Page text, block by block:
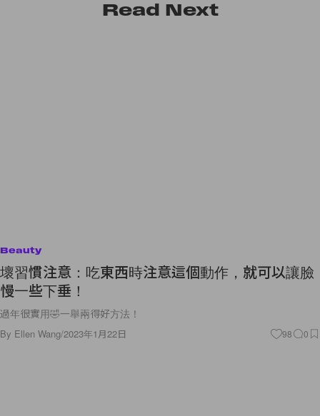
Read Next
Beauty
壞習慣注意：吃東西時注意這個動作，就可以讓臉
慢一些下垂！
過年很實用🤣一舉兩得好方法！
By Ellen Wang/2023年1月22日 98 0